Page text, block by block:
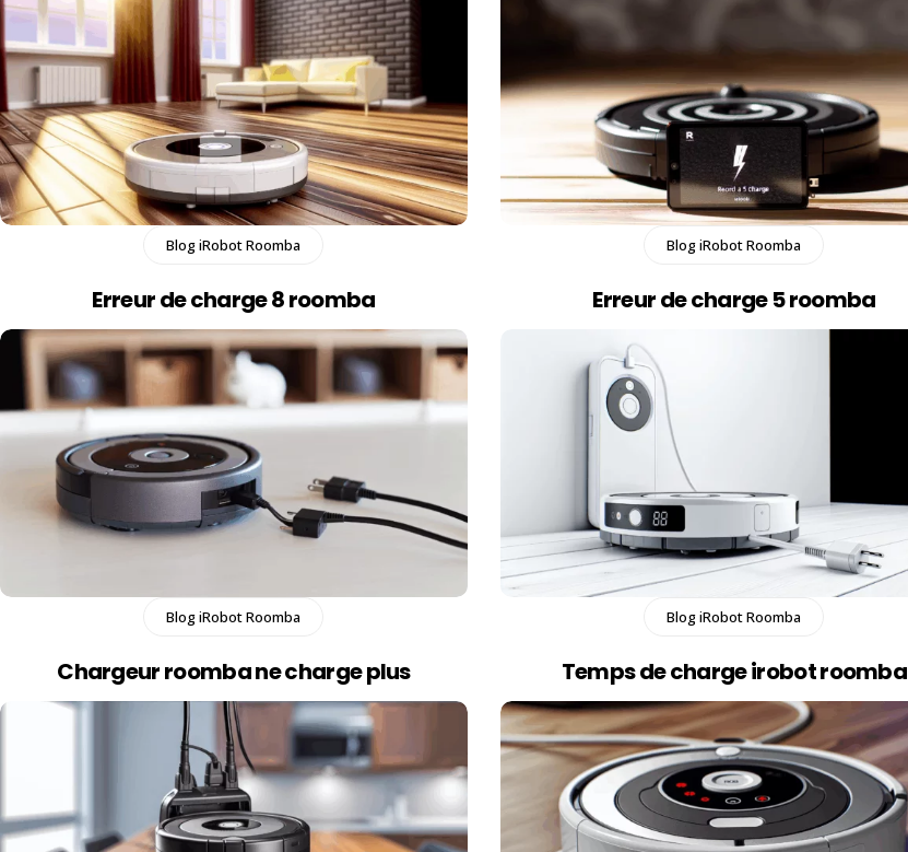
Blog iRobot Roomba
Erreur de charge 8 roomba​
Blog iRobot Roomba
Erreur de charge 5 roomba​
Blog iRobot Roomba
Chargeur roomba ne charge plus​
Blog iRobot Roomba
Temps de charge irobot roomba​